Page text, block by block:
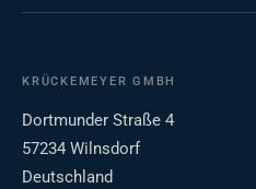
KRÜCKEMEYER GMBH
Dortmunder Straße 4
57234 Wilnsdorf
Deutschland